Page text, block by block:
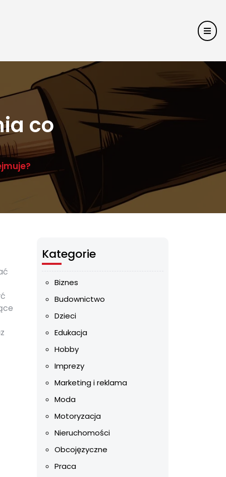
co
Kategorie
Biznes
Budownictwo
Dzieci
Edukacja
Hobby
Imprezy
Marketing i reklama
Moda
Motoryzacja
Nieruchomości
Obcojęzyczne
Praca